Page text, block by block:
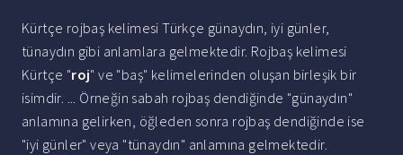
Kürtçe rojbaş kelimesi Türkçe günaydın, iyi günler,
tünaydın gibi anlamlara gelmektedir. Rojbaş kelimesi
Kürtçe "roj" ve "baş" kelimelerinden oluşan birleşik bir
isimdir. ... Örneğin sabah rojbaş dendiğinde "günaydın"
anlamına gelirken, öğleden sonra rojbaş dendiğinde ise
"iyi günler" veya "tünaydın" anlamına gelmektedir.